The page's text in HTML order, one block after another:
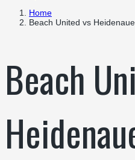
Home
Beach United vs
Beach